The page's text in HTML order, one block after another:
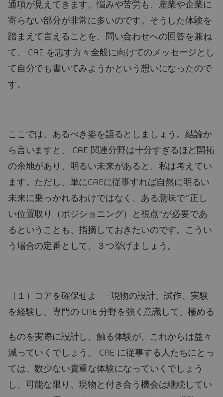
通項が見えてきます。悩みや苦労も、産業や企業に
寄らない部分が非常に多いのです。そうした体験を
踏まえて言えることを、問い合わせへの回答を兼ね
て、 CAE を志す方々全般に向けてのメッセージとし
て自分でも書いてみようかという想いになったので
す。
ここでは、あるべき姿を語るとしましょう。結論か
ら言いますと、 CAE 関連分野は十分すぎるほど開拓
の余地があり、明るい未来があると、私は考えてい
ます。ただし、単にCAEに従事すれば自然に明るい
未来に乗っかれるわけではなく、ある意味で”正し
い位置取り（ポジショニング）と視点”が必要であ
るということも、指摘しておきたいのです。こうい
う場合の定番として、３つ挙げましょう。
（１）コアを確保せよ −現物の設計、試作、実験
を経験し、専門の CAE 分野を強く意識して、極める
ものを実際に設計し、触る体験が、これからは益々
減っていくでしょう。 CAE に従事する人たちにとっ
ては、数少ない貴重な体験になっていくでしょう
し、可能な限り、現物と付き合う機会は継続してい